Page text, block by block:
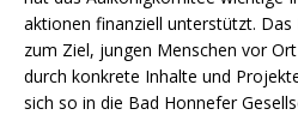
aktionen finanziell unterstützt.
zum Ziel, jungen Menschen vor
durch konkrete Inhalte und
sich so in die Bad Honnefer